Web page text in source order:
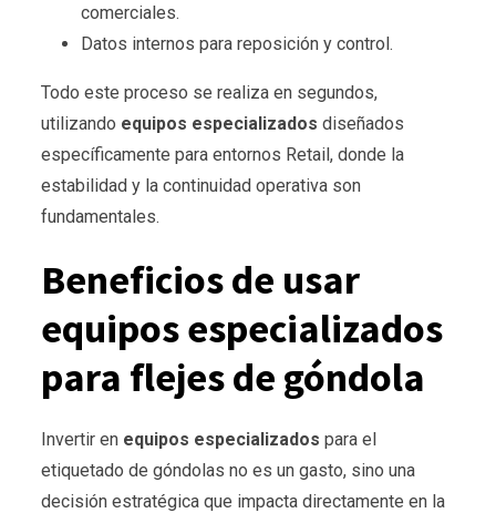
comerciales.
Datos internos para reposición y control.
Todo este proceso se realiza en segundos,
utilizando equipos especializados diseñados
específicamente para entornos Retail, donde la
estabilidad y la continuidad operativa son
fundamentales.
Beneficios de usar
equipos especializados
para flejes de góndola
Invertir en equipos especializados para el
etiquetado de góndolas no es un gasto, sino una
decisión estratégica que impacta directamente en la